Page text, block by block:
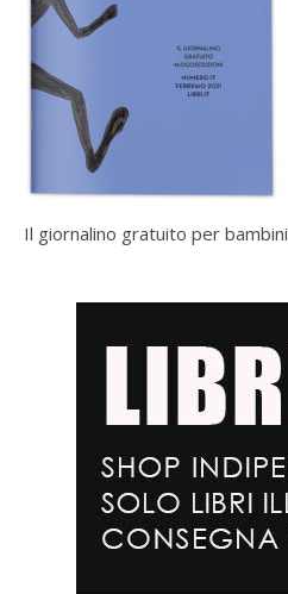
Il giornalino gratuito per bambini